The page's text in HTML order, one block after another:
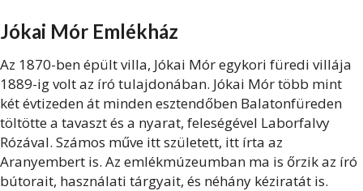
Jókai Mór Emlékház
Az 1870-ben épült villa, Jókai Mór egykori füredi villája
1889-ig volt az író tulajdonában. Jókai Mór több mint
két évtizeden át minden esztendőben Balatonfüreden
töltötte a tavaszt és a nyarat, feleségével Laborfalvy
Rózával. Számos műve itt született, itt írta az
Aranyembert is. Az emlékmúzeumban ma is őrzik az író
bútorait, használati tárgyait, és néhány kéziratát is.